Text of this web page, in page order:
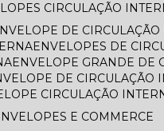
CIRCULAÇÃO
ENVELOPE DE
ENVELOPES DE
ENVELOPE GRANDE DE
DE CIRCULAÇÃO
CIRCULAÇÃO
ENVELOPES E COMMERCE